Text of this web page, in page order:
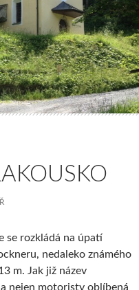
se rozkládá na úpatí
nedaleko známého
m. Jak již název
nejen motoristy oblíbená